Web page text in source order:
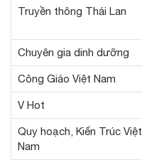
Truyền thông Thái Lan
Chuyên gia dinh dưỡng
Công Giáo Việt Nam
V Hot
Quy hoạch, Kiến Trúc Việt
Nam